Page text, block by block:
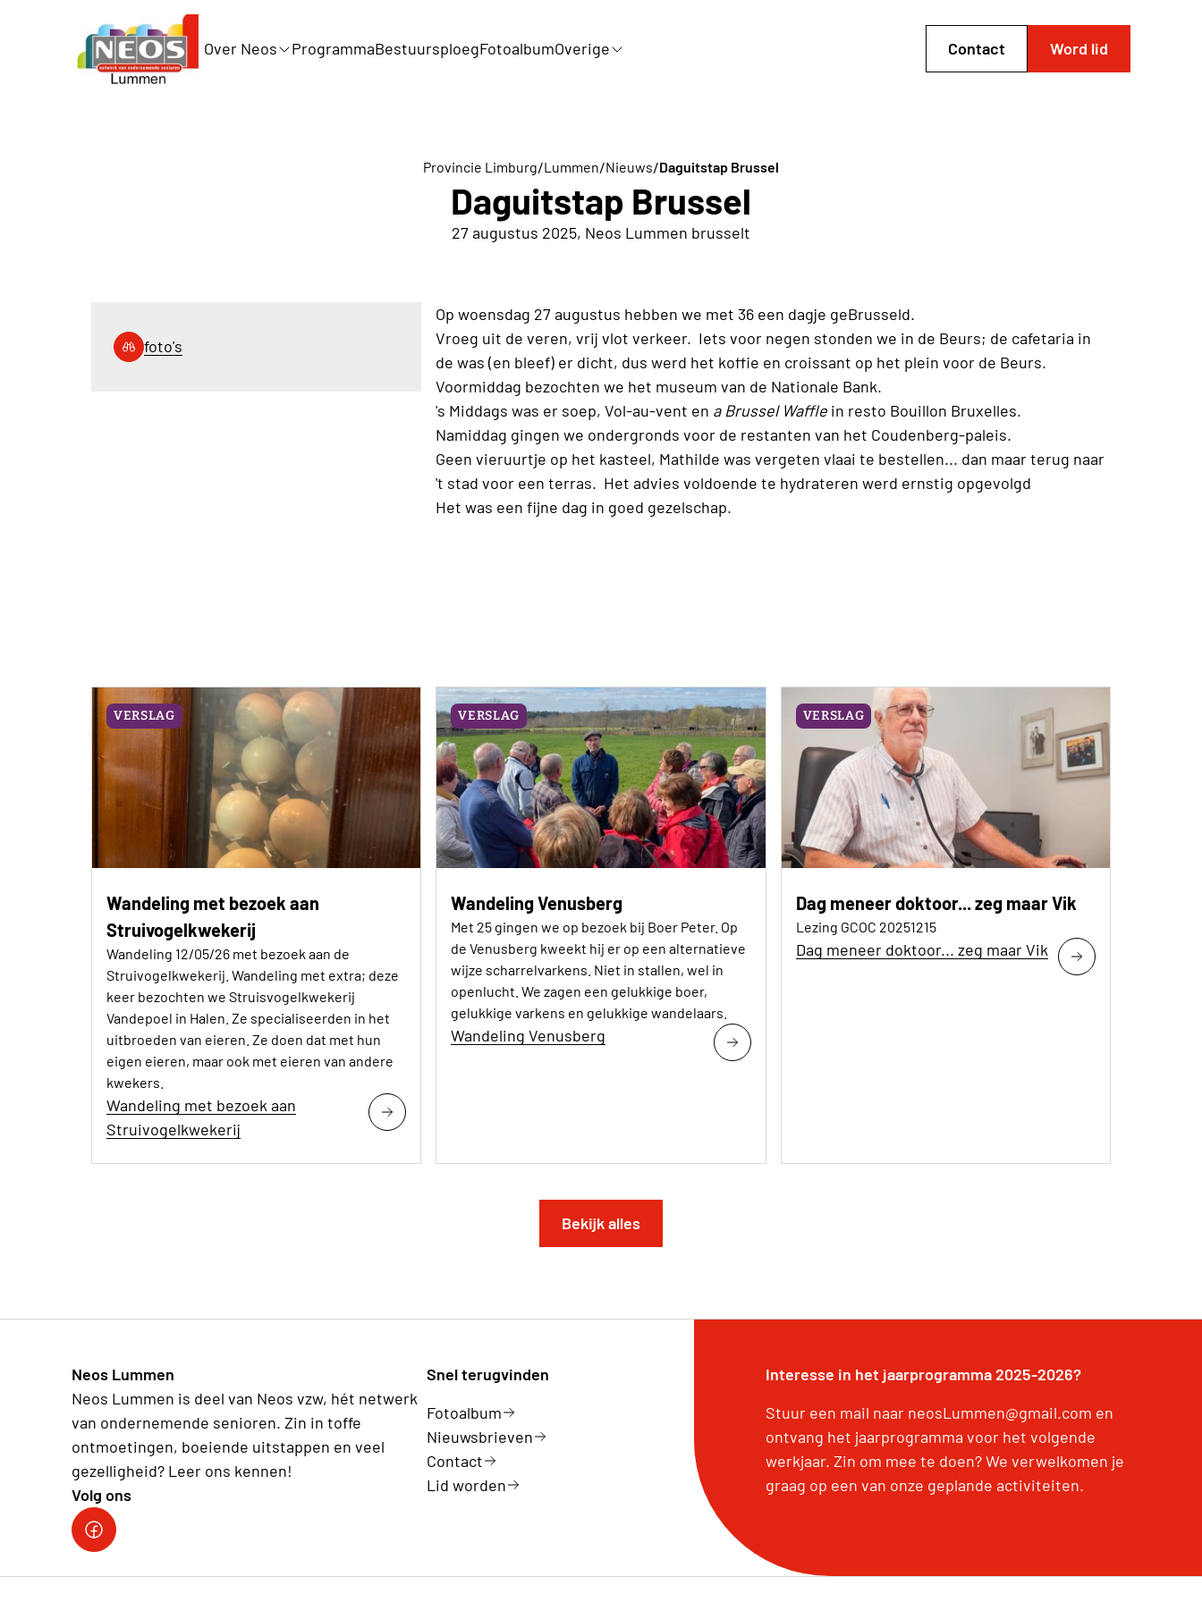
Over Neos ProgrammaBestuursploegFotoalbumOverige Contact Word lid
Provincie Limburg/Lummen/Nieuws/Daguitstap Brussel
Daguitstap Brussel
27 augustus 2025, Neos Lummen brusselt
foto's
Op woensdag 27 augustus hebben we met 36 een dagje geBrusseld.
Vroeg uit de veren, vrij vlot verkeer. Iets voor negen stonden we in de Beurs; de cafetaria in
de was (en bleef) er dicht, dus werd het koffie en croissant op het plein voor de Beurs.
Voormiddag bezochten we het museum van de Nationale Bank.
's Middags was er soep, Vol-au-vent en a Brussel Waffle in resto Bouillon Bruxelles.
Namiddag gingen we ondergronds voor de restanten van het Coudenberg-paleis.
Geen vieruurtje op het kasteel, Mathilde was vergeten vlaai te bestellen... dan maar terug naar
't stad voor een terras. Het advies voldoende te hydrateren werd ernstig opgevolgd
Het was een fijne dag in goed gezelschap.
VERSLAG
Wandeling met bezoek aan
Struivogelkwekerij
Wandeling 12/05/26 met bezoek aan de
Struivogelkwekerij. Wandeling met extra; deze
keer bezochten we Struisvogelkwekerij
Vandepoel in Halen. Ze specialiseerden in het
uitbroeden van eieren. Ze doen dat met hun
eigen eieren, maar ook met eieren van andere
kwekers.
Wandeling met bezoek aan
Struivogelkwekerij
VERSLAG
Wandeling Venusberg
Met 25 gingen we op bezoek bij Boer Peter. Op
de Venusberg kweekt hij er op een alternatieve
wijze scharrelvarkens. Niet in stallen, wel in
openlucht. We zagen een gelukkige boer,
gelukkige varkens en gelukkige wandelaars.
Wandeling Venusberg
VERSLAG
Dag meneer doktoor... zeg maar Vik
Lezing GCOC 20251215
Dag meneer doktoor... zeg maar Vik
Bekijk alles
Neos Lummen
Neos Lummen is deel van Neos vzw, hét netwerk
van ondernemende senioren. Zin in toffe
ontmoetingen, boeiende uitstappen en veel
gezelligheid? Leer ons kennen!
Volg ons
Snel terugvinden
Fotoalbum
Nieuwsbrieven
Contact
Lid worden
Interesse in het jaarprogramma 2025-2026?
Stuur een mail naar neosLummen@gmail.com en
ontvang het jaarprogramma voor het volgende
werkjaar. Zin om mee te doen? We verwelkomen je
graag op een van onze geplande activiteiten.